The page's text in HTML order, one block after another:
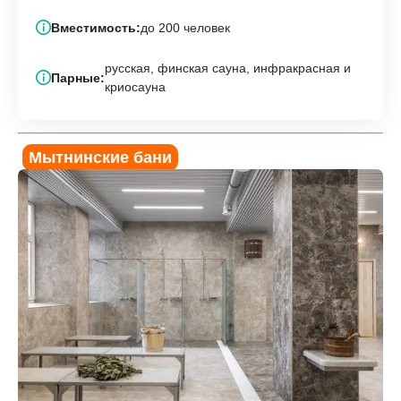
Вместимость:до 200 человек
Парные:
русская, финская сауна, инфракрасная и
криосауна
Мытнинские бани